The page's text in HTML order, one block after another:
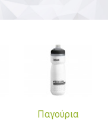
Παγούρια